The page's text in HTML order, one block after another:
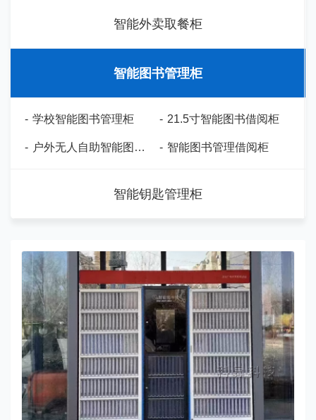
智能外卖取餐柜
智能图书管理柜
- 学校智能图书管理柜 - 21.5寸智能图书借阅柜
- 户外无人自助智能图书管理柜 - 智能图书管理借阅柜
智能钥匙管理柜